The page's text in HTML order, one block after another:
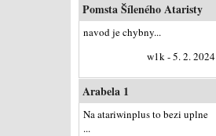
Pomsta Šíleného Ataristy
navod je chybny...
w1k - 5. 2. 2024
Arabela 1
Na atariwinplus to bezi uplne
...